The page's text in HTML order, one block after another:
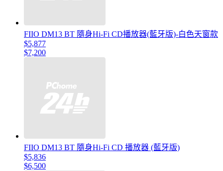
FIIO DM13 BT 隨身Hi-Fi CD播放器(藍牙版)-白色天窗款
$5,877
$7,200
FIIO DM13 BT 隨身Hi-Fi CD 播放器 (藍牙版)
$5,836
$6,500